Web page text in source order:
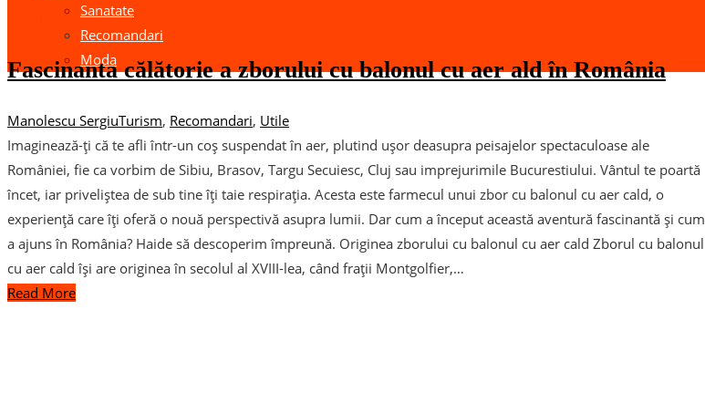
Sanatate
Recomandari
Moda
Fascinanta călătorie a zborului cu balonul cu aer ald în România
Manolescu SergiuTurism, Recomandari, Utile
Imaginează-ți că te afli într-un coș suspendat în aer, plutind ușor deasupra peisajelor spectaculoase ale
României, fie ca vorbim de Sibiu, Brasov, Targu Secuiesc, Cluj sau imprejurimile Bucurestiului. Vântul te poartă
încet, iar priveliștea de sub tine îți taie respirația. Acesta este farmecul unui zbor cu balonul cu aer cald, o
experiență care îți oferă o nouă perspectivă asupra lumii. Dar cum a început această aventură fascinantă și cum
a ajuns în România? Haide să descoperim împreună. Originea zborului cu balonul cu aer cald Zborul cu balonul
cu aer cald își are originea în secolul al XVIII-lea, când frații Montgolfier,…
Read More